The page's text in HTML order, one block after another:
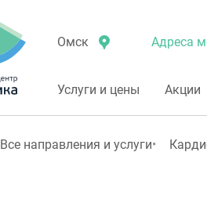
Омск Адреса
Услуги и цены Акции
Все направления и услуги